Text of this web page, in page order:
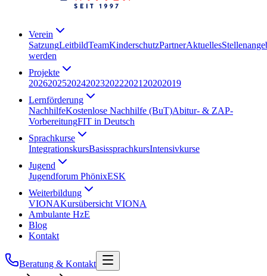
Verein
SatzungLeitbildTeamKinderschutzPartnerAktuelles
werden
Projekte
202620252024202320222021 20202019
Lernförderung
NachhilfeKostenlose Nachhilfe (BuT)Abitur- & ZAP-
VorbereitungFIT in Deutsch
Sprachkurse
IntegrationskursBasissprachkursIntensivkurse
Jugend
Jugendforum PhönixESK
Weiterbildung
VIONAKursübersicht VIONA
Ambulante HzE
Blog
Kontakt
Beratung & Kontakt